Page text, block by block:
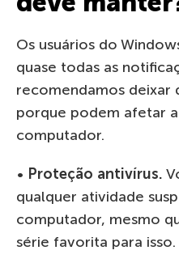
Os usuários do
quase todas as
recomendamos deixar
porque podem afetar
computador.
• Proteção antivírus.
qualquer atividade
computador, mesmo
série favorita para isso.